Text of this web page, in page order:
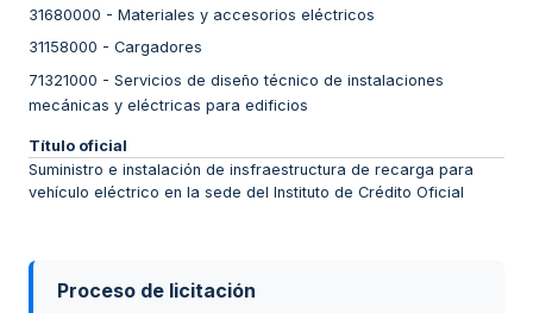
31680000 - Materiales y accesorios eléctricos
31158000 - Cargadores
71321000 - Servicios de diseño técnico de instalaciones
mecánicas y eléctricas para edificios
Título oficial
Suministro e instalación de insfraestructura de recarga para
vehículo eléctrico en la sede del Instituto de Crédito Oficial
Proceso de licitación